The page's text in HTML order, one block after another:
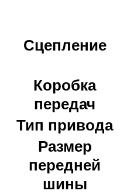
Сцепление
Коробка
передач
Тип привода
Размер
передней
шины